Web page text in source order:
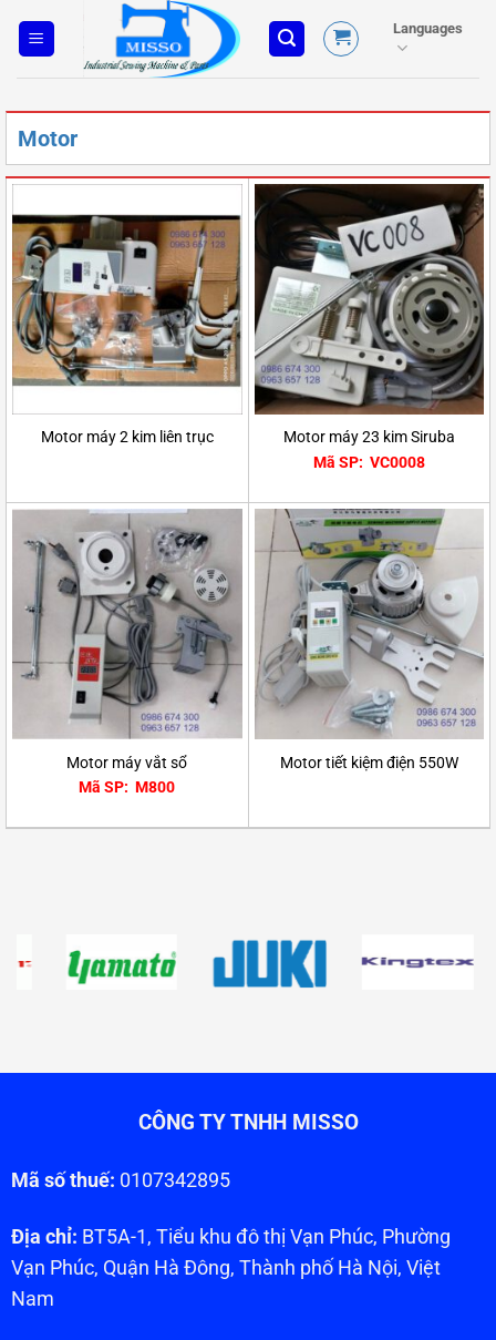
Languages
Motor
Motor máy 2 kim liên trục
Motor máy 23 kim Siruba
Mã SP: VC0008
Motor máy vắt sổ
Mã SP: M800
Motor tiết kiệm điện 550W
CÔNG TY TNHH MISSO
Mã số thuế: 0107342895
Địa chỉ: BT5A-1, Tiểu khu đô thị Vạn Phúc, Phường
Vạn Phúc, Quận Hà Đông, Thành phố Hà Nội, Việt
Nam